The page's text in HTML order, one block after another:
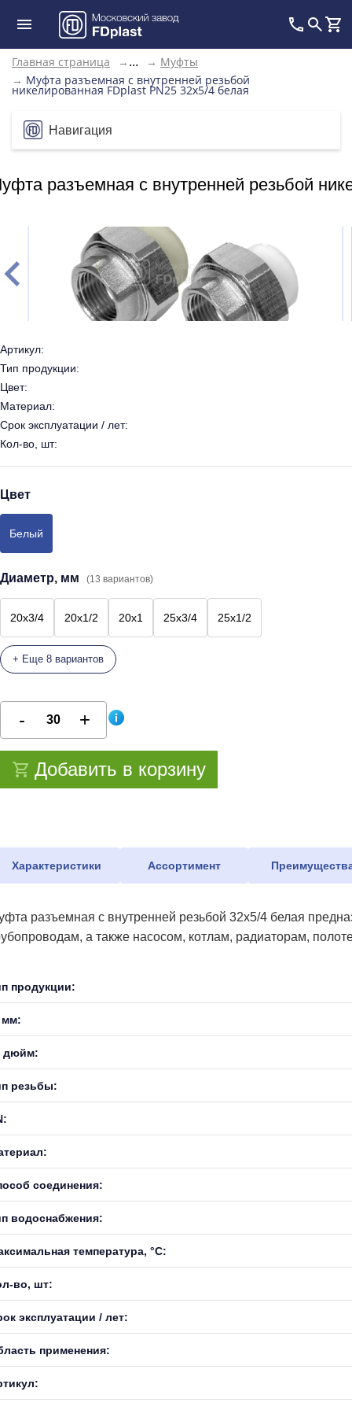
Главная страница → ... → Муфты
→ Муфта разъемная с внутренней резьбой
никелированная FDplast PN25 32х5/4 белая
Навигация
разъемная с внутренней резьбой
Артикул:
Тип продукции:
Цвет:
Материал:
Срок эксплуатации / лет:
Кол-во, шт:
Цвет
Белый
Диаметр, мм (13 вариантов)
20х3/4 20х1/2 20х1 25х3/4 25х1/2
+ Еще 8 вариантов
Добавить в корзину
Характеристики Ассортимент
разъемная с внутренней резьбой 32х5/4 белая
а также насосом, котлам, радиаторам,
продукции:
мм:
дюйм:
резьбы:
соединения:
водоснабжения:
температура, °С:
во, шт:
эксплуатации / лет:
применения: